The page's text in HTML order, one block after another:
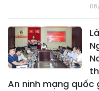
An ninh mạng quốc